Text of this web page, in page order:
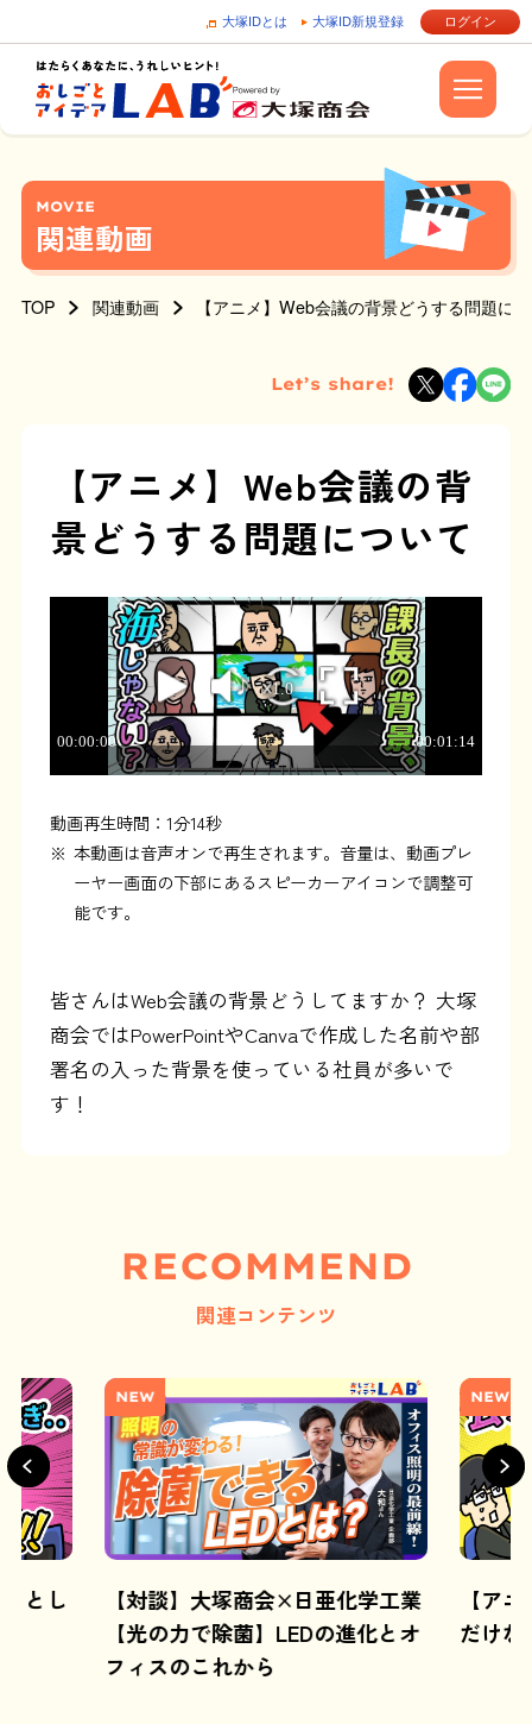
大塚IDとは 大塚ID新規登録 ログイン
MOVIE
関連動画
TOP 関連動画 【アニメ】Web会議の背景どうする問題に
Let’s share!
【アニメ】Web会議の背
景どうする問題について
動画再生時間：1分14秒
※ 本動画は音声オンで再生されます。音量は、動画プレ
ーヤー画面の下部にあるスピーカーアイコンで調整可
能です。
皆さんはWeb会議の背景どうしてますか？ 大塚
商会ではPowerPointやCanvaで作成した名前や部
署名の入った背景を使っている社員が多いで
す！
RECOMMEND
関連コンテンツ
とし
NEW
【対談】大塚商会×日亜化学工業
【光の力で除菌】LEDの進化とオ
フィスのこれから
NEW
【ア
だけ